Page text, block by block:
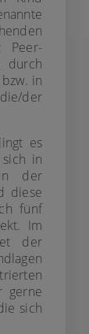
Peer-
durch
in
der
es
in
der
diese
fünf
Im
der
gerne
sich